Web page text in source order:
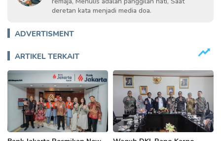
deretan kata menjadi media doa.
ADVERTISMENT
ARTIKEL TERKAIT